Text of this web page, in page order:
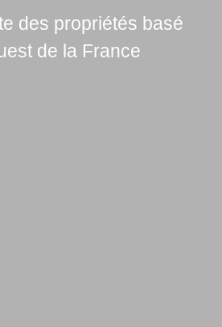
des propriétés basé
de la France